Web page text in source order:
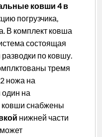
ковши 4 в
погрузчика,
В комплект ковша
состоящая
по ковшу.
тремя
ножа на
на
ковши снабжены
нижней части